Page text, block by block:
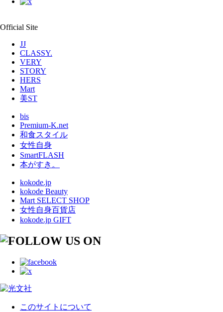
Official Site
JJ
CLASSY.
VERY
STORY
HERS
Mart
美ST
bis
Premium-K.net
和食スタイル
女性自身
SmartFLASH
本がすき。
kokode.jp
kokode Beauty
Mart SELECT SHOP
女性自身百貨店
kokode.jp GIFT
このサイトについて